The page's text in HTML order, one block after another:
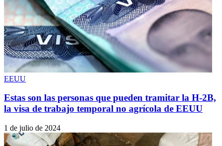
EEUU
Estas son las personas que pueden tramitar la H-2B,
la visa de trabajo temporal no agrícola de EEUU
1 de julio de 2024